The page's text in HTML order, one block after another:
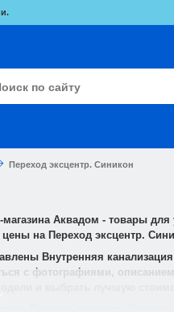
Переход эксцентр. Синикон
магазина Аквадом - товары
на Переход эксцентр.
Внутренняя
с фотографиями,
и выбрать лучшую
Переход эксцентр.